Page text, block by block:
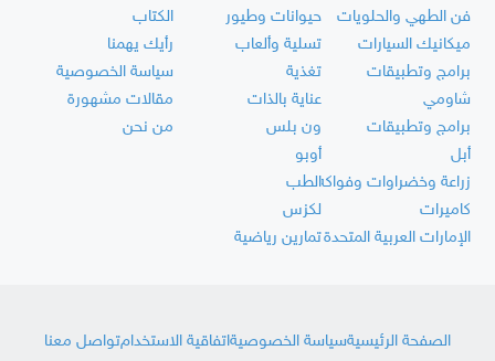
فن الطهي والحلويات
حيوانات وطيور
ميكانيك السيارات
تسلية وألعاب
برامج وتطبيقات
تغذية
شاومي
عناية بالذات
برامج وتطبيقات
ون بلس
أبل
أوبو
زراعة وخضراوات وفواكهالطب
كاميرات
لكزس
الإمارات العربية المتحدةتمارين رياضية
الكتاب
رأيك يهمنا
سياسة الخصوصية
مقالات مشهورة
من نحن
الصفحة الرئيسيةسياسة الخصوصيةاتفاقية الاستخدامتواصل معنا